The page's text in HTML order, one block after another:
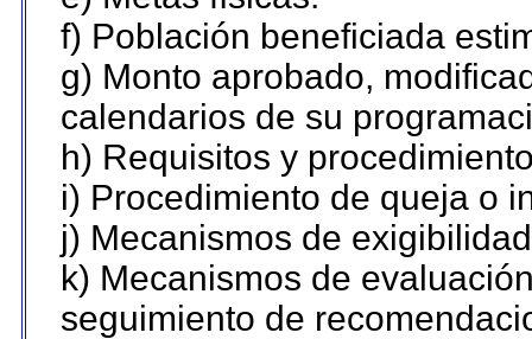
f) Población beneficiada
g) Monto aprobado,
calendarios de su
h) Requisitos y
i) Procedimiento de queja o
j) Mecanismos de
k) Mecanismos de
seguimiento de